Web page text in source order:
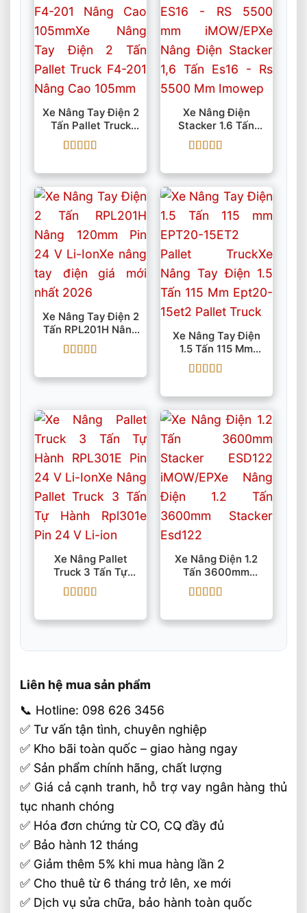
Xe Nâng Tay Điện 2
Tấn Pallet Truck
F4-201 Nâng Cao
105mm
hạng55 sao
Xe Nâng Điện
Stacker 1.6 Tấn
ES16 – RS 5500 Mm
IMOW/EP
hạng55 sao
Xe Nâng Tay Điện 2
Tấn RPL201H Nâng
120mm Pin 24 V Li-
Ion
hạng55 sao
Xe Nâng Tay Điện
1.5 Tấn 115 Mm
EPT20-15ET2
Pallet Truck
hạng55 sao
Xe Nâng Pallet
Truck 3 Tấn Tự
Hành RPL301E Pin
24 V Li-Ion
hạng55 sao
Xe Nâng Điện 1.2
Tấn 3600mm
Stacker ESD122
IMOW/EP
hạng55 sao
Liên hệ mua sản phẩm
📞 Hotline: 098 626 3456
✅ Tư vấn tận tình, chuyên nghiệp
✅ Kho bãi toàn quốc – giao hàng ngay
✅ Sản phẩm chính hãng, chất lượng
✅ Giá cả cạnh tranh, hỗ trợ vay ngân hàng thủ
tục nhanh chóng
✅ Hóa đơn chứng từ CO, CQ đầy đủ
✅ Bảo hành 12 tháng
✅ Giảm thêm 5% khi mua hàng lần 2
✅ Cho thuê từ 6 tháng trở lên, xe mới
✅ Dịch vụ sửa chữa, bảo hành toàn quốc